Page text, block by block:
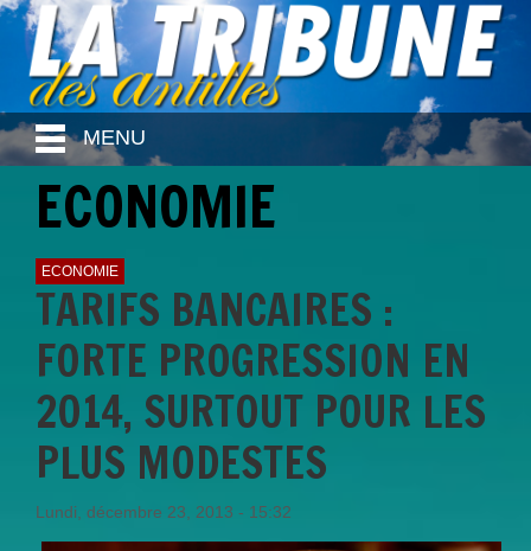
MENU
ECONOMIE
ECONOMIE
TARIFS BANCAIRES :
FORTE PROGRESSION EN
2014, SURTOUT POUR LES
PLUS MODESTES
Lundi, décembre 23, 2013 - 15:32